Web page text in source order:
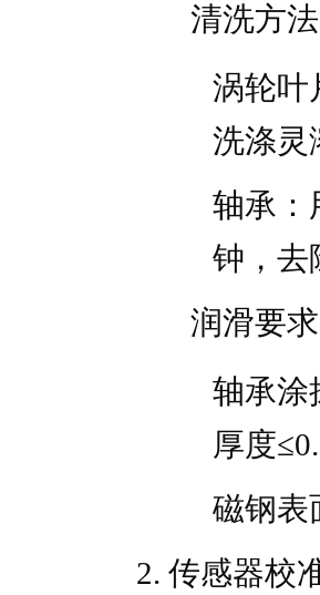
清洗方法
涡轮叶
洗涤灵
轴承：
钟，去
润滑要求
轴承涂
厚度
磁钢表
传感器校